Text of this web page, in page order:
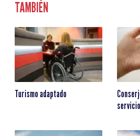
TAMBIÉN
Turismo adaptado